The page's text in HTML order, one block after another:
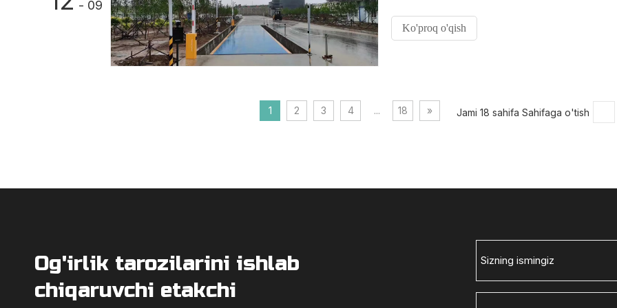
- 09
Ko'proq o'qish
1 2 3 4 ... 18 » Jami 18 sahifa Sahifaga o'tish
Og'irlik tarozilarini ishlab
chiqaruvchi etakchi